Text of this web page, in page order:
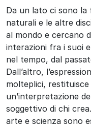
Da un lato ci sono la
naturali e le altre
al mondo e cercano
interazioni fra i suoi
nel tempo, dal
Dall’altro,
molteplici, restituisce
un’interpretazione
soggettivo di chi
arte e scienza sono